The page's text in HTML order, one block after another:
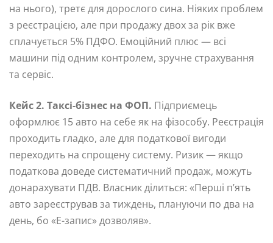
на нього), третє для дорослого сина. Ніяких проблем
з реєстрацією, але при продажу двох за рік вже
сплачується 5% ПДФО. Емоційний плюс — всі
машини під одним контролем, зручне страхування
та сервіс.
Кейс 2. Таксі-бізнес на ФОП. Підприємець
оформлює 15 авто на себе як на фізособу. Реєстрація
проходить гладко, але для податкової вигоди
переходить на спрощену систему. Ризик — якщо
податкова доведе систематичний продаж, можуть
донарахувати ПДВ. Власник ділиться: «Перші п’ять
авто зареєстрував за тиждень, плануючи по два на
день, бо «Е-запис» дозволяв».